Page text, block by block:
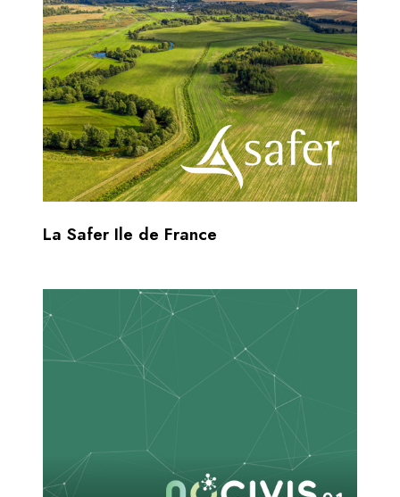
La Safer Ile de France